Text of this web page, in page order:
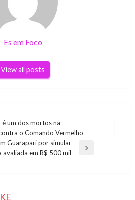
Es em Foco
View all posts
é um dos mortos na
o Comando Vermelho
Guarapari por simular
avaliada em R$ 500 mil